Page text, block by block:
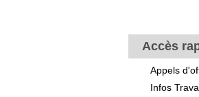
Accès
Appels
Infos